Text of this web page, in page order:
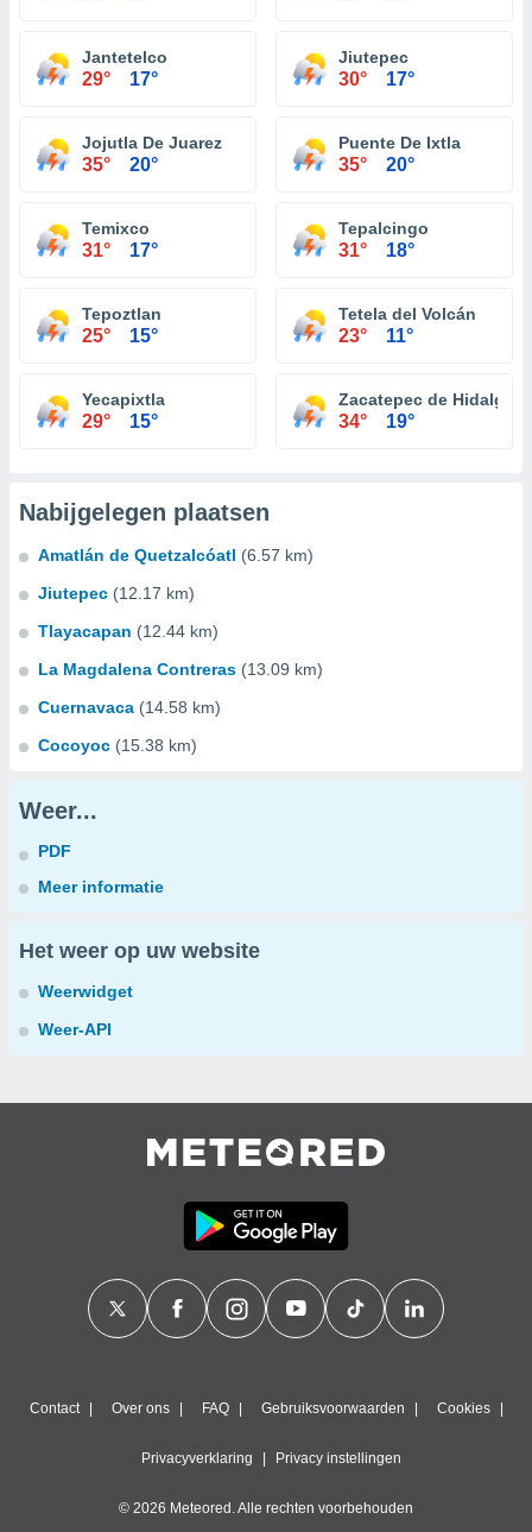
Jantetelco
29° 17°
Jiutepec
30° 17°
Jojutla De Juarez
35° 20°
Puente De Ixtla
35° 20°
Temixco
31° 17°
Tepalcingo
31° 18°
Tepoztlan
25° 15°
Tetela del Volcán
23° 11°
Yecapixtla
29° 15°
Zacatepec de Hidalgo
34° 19°
Nabijgelegen plaatsen
Amatlán de Quetzalcóatl (6.57 km)
Jiutepec (12.17 km)
Tlayacapan (12.44 km)
La Magdalena Contreras (13.09 km)
Cuernavaca (14.58 km)
Cocoyoc (15.38 km)
Weer...
PDF
Meer informatie
Het weer op uw website
Weerwidget
Weer-API
Contact Over ons FAQ Gebruiksvoorwaarden Cookies
Privacyverklaring Privacy instellingen
© 2026 Meteored. Alle rechten voorbehouden